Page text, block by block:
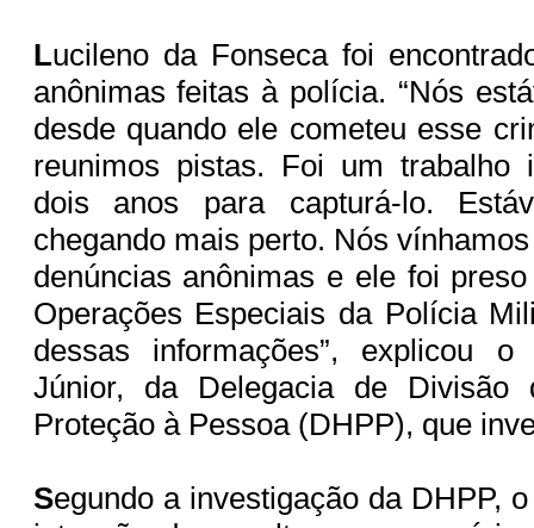
Lucileno da Fonseca foi
anônimas feitas à polícia. “Nós
desde quando ele cometeu esse
reunimos pistas. Foi um trabalho
dois anos para capturá-lo.
chegando mais perto. Nós
denúncias anônimas e ele foi
Operações Especiais da Polícia
dessas informações”, explicou o
Júnior, da Delegacia de Divisão
Proteção à Pessoa (DHPP), que
Segundo a investigação da DHPP,